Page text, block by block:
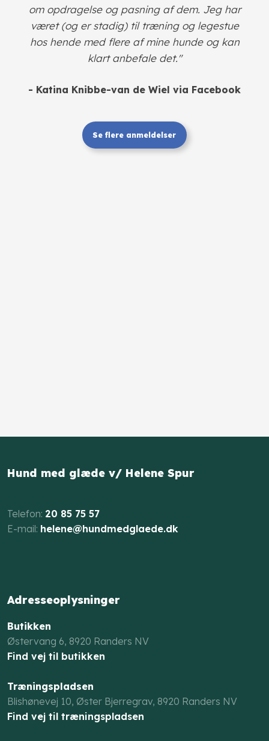
om opdragelse og pasning af dem. Jeg har
været (og er stadig) til træning og legestue
hos hende med flere af mine hunde og kan
klart anbefale det."
- Katina Knibbe-van de Wiel via Facebook
Se flere anmeldelser​
Hund med glæde v/ Helene Spur
​Telefon: 20 85 75 57
E-mail: ​ helene@hundmedglaede.dk
Adresseoplysninger
Butikken
Østervang 6, 8920 Randers NV​​
Find vej til butikken
Træningspladsen
Blishønevej 10, Øster Bjerregrav, 8920 Randers NV
Find vej til træningspladsen